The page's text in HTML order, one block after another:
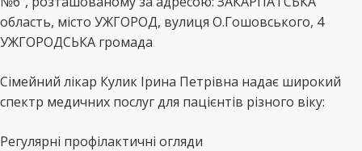
область, місто УЖГОРОД, вулиця О.Гошовського, 4
УЖГОРОДСЬКА громада
Сімейний лікар Кулик Ірина Петрівна надає широкий
спектр медичних послуг для пацієнтів різного віку:
Регулярні профілактичні огляди